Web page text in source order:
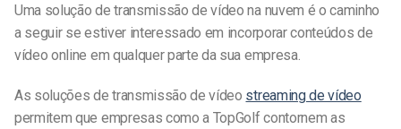
Uma solução de transmissão de vídeo na nuvem é o caminho
a seguir se estiver interessado em incorporar conteúdos de
vídeo online em qualquer parte da sua empresa.
As soluções de transmissão de vídeo streaming de vídeo
permitem que empresas como a TopGolf contornem as